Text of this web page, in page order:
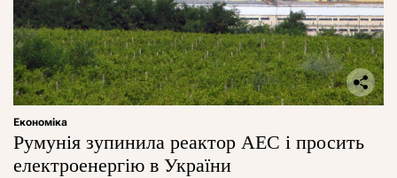
Економіка
Румунія зупинила реактор АЕС і просить
електроенергію в України